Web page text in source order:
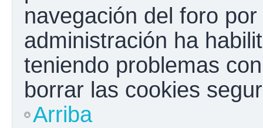
navegación del foro
administración ha
teniendo problemas
borrar las cookies
Arriba